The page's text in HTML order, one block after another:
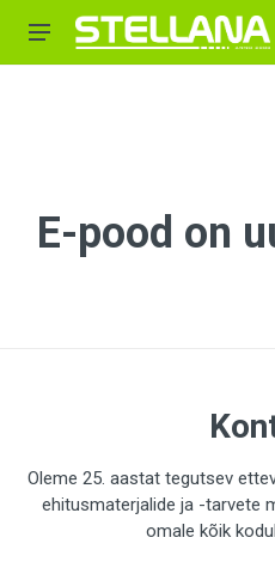
E-pood on
Oleme 25. aastat tegutsev
ehitusmaterjalide ja -tarvete
omale kõik